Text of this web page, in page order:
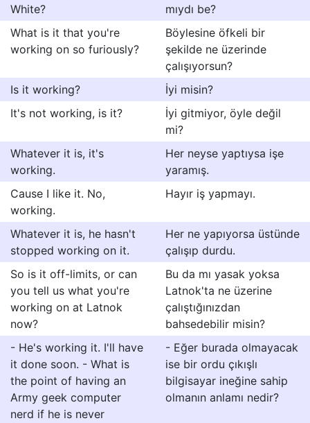
White?
mıydı be?
What is it that you're
working on so furiously?
Böylesine öfkeli bir
şekilde ne üzerinde
çalışıyorsun?
Is it working?
İyi misin?
It's not working, is it?
İyi gitmiyor, öyle değil
mi?
Whatever it is, it's
working.
Her neyse yaptıysa işe
yaramış.
Cause I like it. No,
working.
Hayır iş yapmayı.
Whatever it is, he hasn't
stopped working on it.
Her ne yapıyorsa üstünde
çalışıp durdu.
So is it off-limits, or can
you tell us what you're
working on at Latnok
now?
Bu da mı yasak yoksa
Latnok'ta ne üzerine
çalıştığınızdan
bahsedebilir misin?
- He's working it. I'll have
it done soon. - What is
the point of having an
Army geek computer
nerd if he is never
- Eğer burada olmayacak
ise bir ordu çıkışlı
bilgisayar ineğine sahip
olmanın anlamı nedir?